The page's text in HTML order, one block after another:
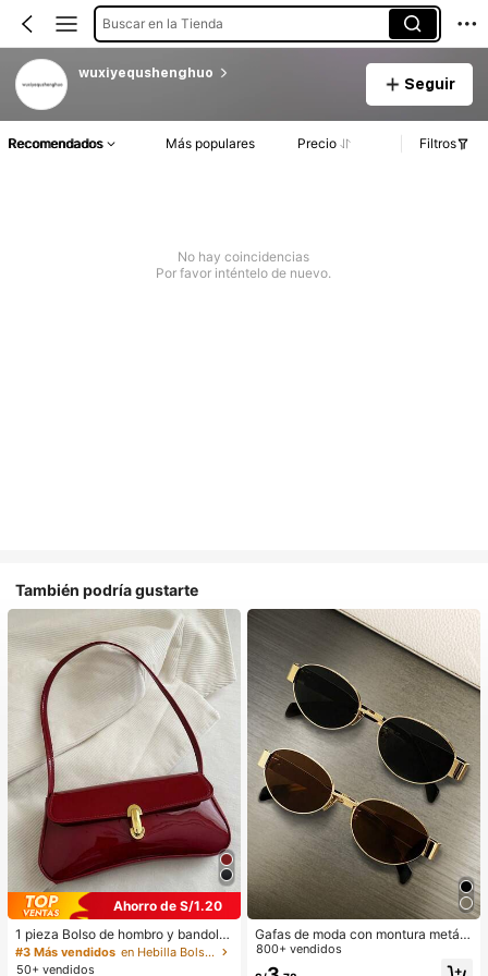
Buscar en la Tienda
wuxiyequshenghuo
Seguir
Recomendados Más populares Precio Filtros
No hay coincidencias
Por favor inténtelo de nuevo.
También podría gustarte
Ahorro de S/1.20
1 pieza Bolso de hombro y bandoler
a de cuero sintético aceitado retro
para mujer, adecuado para citas, sa
#3 Más vendidos
en Hebilla Bolsos De Hombro De Mujer
50+ vendidos
Gafas de moda con montura metáli
ca ovalada/poligonal (media montu
ra), adecuadas para uso diario y act
800+ vendidos